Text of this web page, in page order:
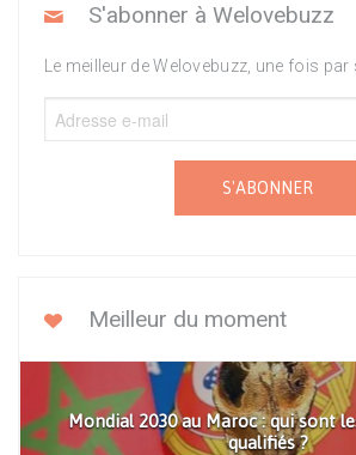
S'abonner à Welovebuzz
Le meilleur de Welovebuzz, une fois par
S'ABONNER
Meilleur du moment
Mondial 2030 au Maroc : qui sont
qualifiés ?